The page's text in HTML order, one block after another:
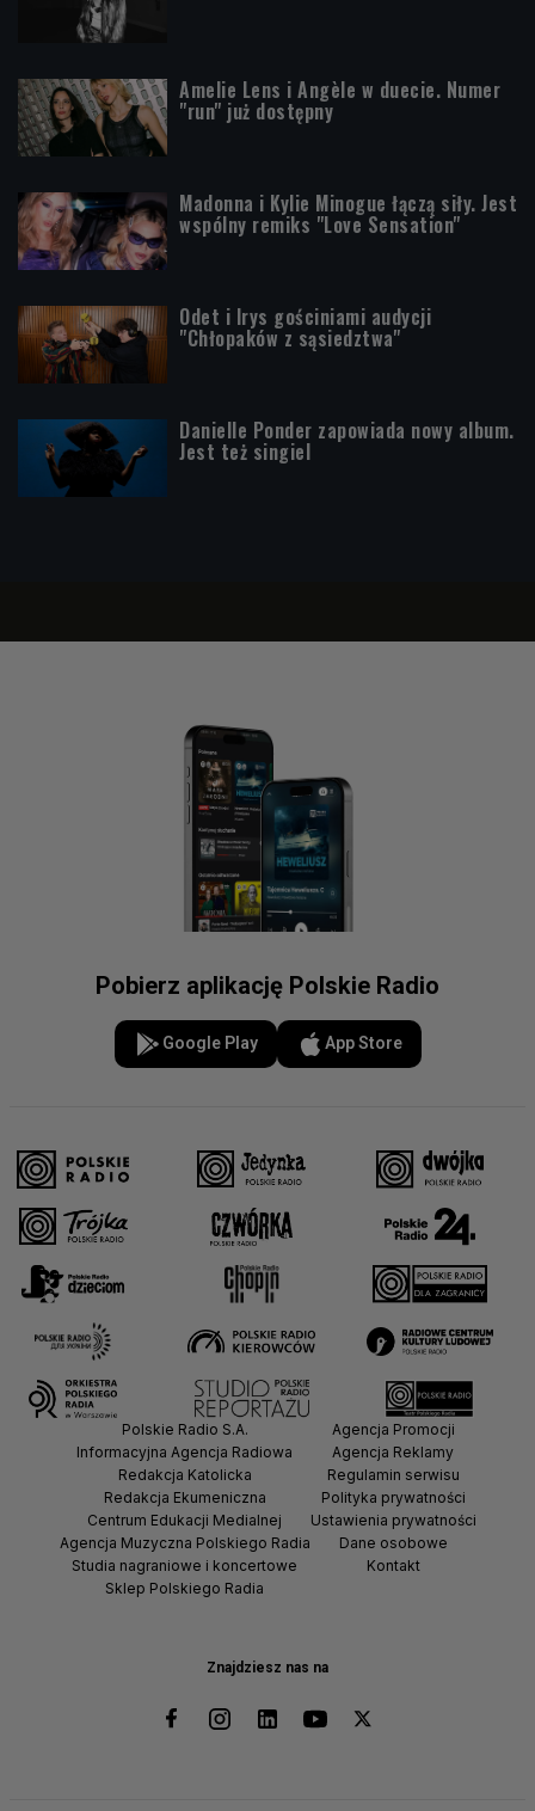
Amelie Lens i Angèle w duecie. Numer
"run" już dostępny
Madonna i Kylie Minogue łączą siły. Jest
wspólny remiks "Love Sensation"
Odet i Irys gościniami audycji
"Chłopaków z sąsiedztwa"
Danielle Ponder zapowiada nowy album.
Jest też singiel
Pobierz aplikację Polskie Radio
Google Play App Store
Znajdziesz nas na
Polskie Radio S.A.
Informacyjna Agencja Radiowa
Redakcja Katolicka
Redakcja Ekumeniczna
Centrum Edukacji Medialnej
Agencja Muzyczna Polskiego Radia
Studia nagraniowe i koncertowe
Sklep Polskiego Radia
Agencja Promocji
Agencja Reklamy
Regulamin serwisu
Polityka prywatności
Ustawienia prywatności
Dane osobowe
Kontakt